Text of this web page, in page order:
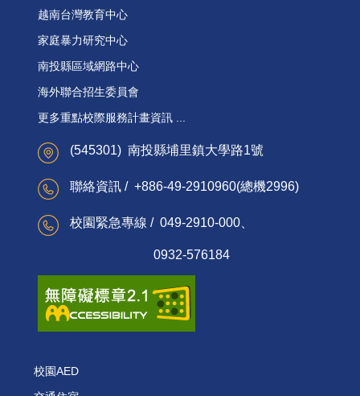
越南台灣教育中心
家庭暴力研究中心
南投縣區域網路中心
海外聯合招生委員會
更多重點校際服務計畫資訊 ...
(545301) 南投縣埔里鎮大學路1號
聯絡資訊 / +886-49-2910960(總機2996)
校園緊急專線 / 049-2910-000、
0932-576184
校園AED